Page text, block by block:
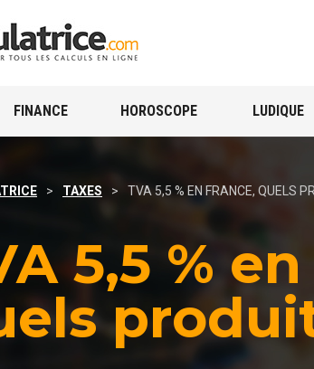
FINANCE HOROSCOPE LUDIQUE
> TAXES > TVA 5,5 % EN FRANCE, QUELS
5,5 %